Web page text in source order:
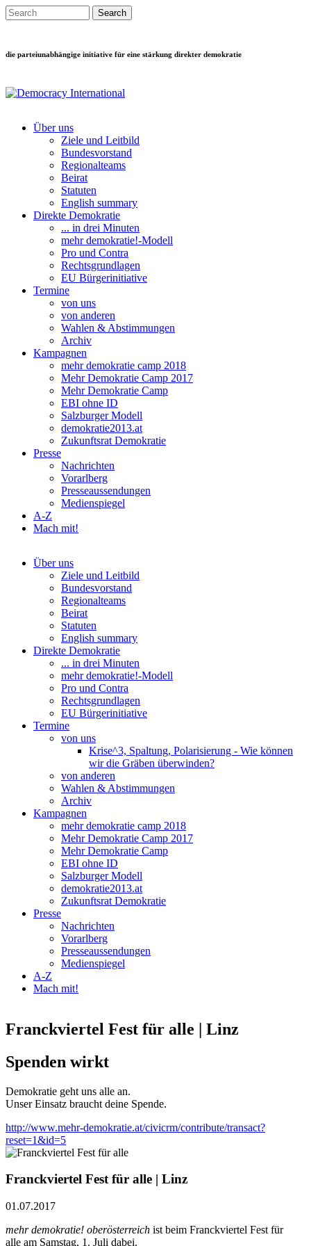
Direkt zum Inhalt
Search this site
die parteiunabhängige initiative für eine stärkung direkter demokratie
Main menu
Über uns
Ziele und Leitbild
Bundesvorstand
Regionalteams
Beirat
Statuten
English summary
Direkte Demokratie
... in drei Minuten
mehr demokratie!-Modell
Pro und Contra
Rechtsgrundlagen
EU Bürgerinitiative
Termine
von uns
von anderen
Wahlen & Abstimmungen
Archiv
Kampagnen
mehr demokratie camp 2018
Mehr Demokratie Camp 2017
Mehr Demokratie Camp
EBI ohne ID
Salzburger Modell
demokratie2013.at
Zukunftsrat Demokratie
Presse
Nachrichten
Vorarlberg
Presseaussendungen
Medienspiegel
A-Z
Mach mit!
Über uns
Ziele und Leitbild
Bundesvorstand
Regionalteams
Beirat
Statuten
English summary
Direkte Demokratie
... in drei Minuten
mehr demokratie!-Modell
Pro und Contra
Rechtsgrundlagen
EU Bürgerinitiative
Termine
von uns
Krise^3, Spaltung, Polarisierung - Wie können
wir die Gräben überwinden?
von anderen
Wahlen & Abstimmungen
Archiv
Kampagnen
mehr demokratie camp 2018
Mehr Demokratie Camp 2017
Mehr Demokratie Camp
EBI ohne ID
Salzburger Modell
demokratie2013.at
Zukunftsrat Demokratie
Presse
Nachrichten
Vorarlberg
Presseaussendungen
Medienspiegel
A-Z
Mach mit!
Franckviertel Fest für alle | Linz
Spenden wirkt
Demokratie geht uns alle an.
Unser Einsatz braucht deine Spende.
http://www.mehr-demokratie.at/civicrm/contribute/transact?
reset=1&id=5
Franckviertel Fest für alle | Linz
01.07.2017
mehr demokratie! oberösterreich ist beim Franckviertel Fest für
alle am Samstag, 1. Juli dabei.